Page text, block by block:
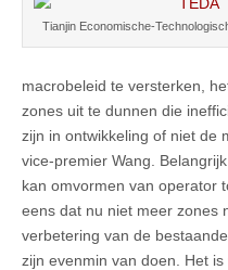
Tianjin Economische-
macrobeleid te versterken,
zones uit te dunnen die
zijn in ontwikkeling of niet de
vice-premier Wang.
kan omvormen van operator
eens dat nu niet meer zones
verbetering van de
zijn evenmin van doen. Het